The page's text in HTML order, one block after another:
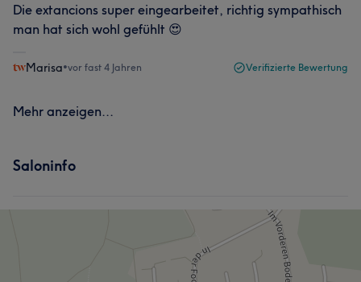
Die extancions super eingearbeitet, richtig sympathisch
man hat sich wohl gefühlt 😍
Marisa•vor fast 4 Jahren Verifizierte Bewertung
Mehr anzeigen...
Saloninfo